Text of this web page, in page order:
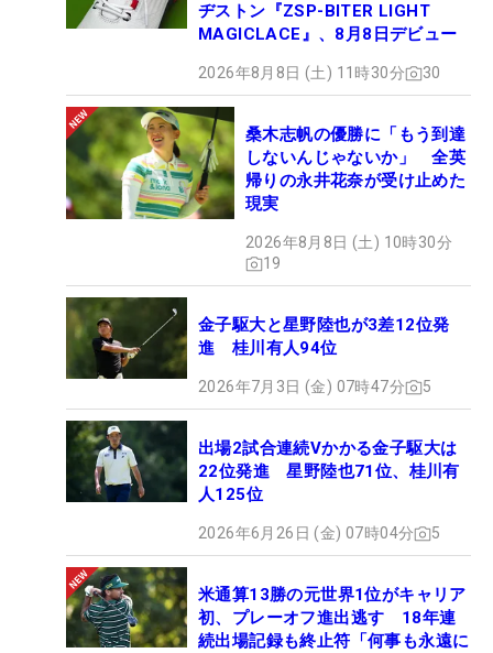
ヂストン『ZSP-BITER LIGHT
MAGICLACE』、8月8日デビュー
2026年8月8日 (土) 11時30分 30
桑木志帆の優勝に「もう到達
しないんじゃないか」 全英
帰りの永井花奈が受け止めた
現実
2026年8月8日 (土) 10時30分
19
金子駆大と星野陸也が3差12位発
進 桂川有人94位
2026年7月3日 (金) 07時47分 5
出場2試合連続Vかかる金子駆大は
22位発進 星野陸也71位、桂川有
人125位
2026年6月26日 (金) 07時04分 5
米通算13勝の元世界1位がキャリア
初、プレーオフ進出逃す 18年連
続出場記録も終止符「何事も永遠に